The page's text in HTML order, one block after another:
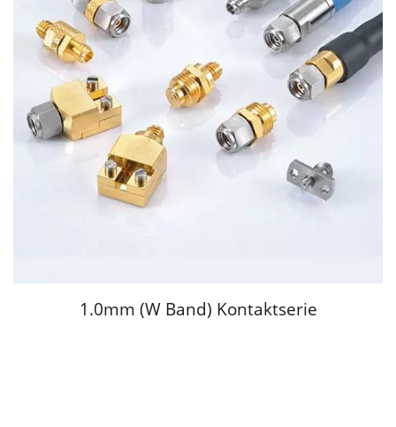
1.0mm (W Band) Kontaktserie